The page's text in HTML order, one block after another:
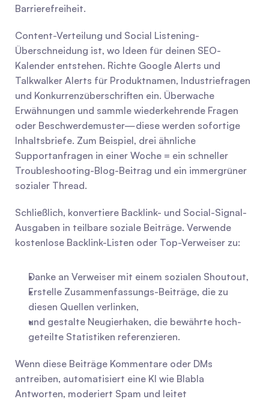
Barrierefreiheit.
Content-Verteilung und Social Listening-
Überschneidung ist, wo Ideen für deinen SEO-
Kalender entstehen. Richte Google Alerts und
Talkwalker Alerts für Produktnamen, Industriefragen
und Konkurrenzüberschriften ein. Überwache
Erwähnungen und sammle wiederkehrende Fragen
oder Beschwerdemuster—diese werden sofortige
Inhaltsbriefe. Zum Beispiel, drei ähnliche
Supportanfragen in einer Woche = ein schneller
Troubleshooting-Blog-Beitrag und ein immergrüner
sozialer Thread.
Schließlich, konvertiere Backlink- und Social-Signal-
Ausgaben in teilbare soziale Beiträge. Verwende
kostenlose Backlink-Listen oder Top-Verweiser zu:
Danke an Verweiser mit einem sozialen Shoutout,
Erstelle Zusammenfassungs-Beiträge, die zu
diesen Quellen verlinken,
und gestalte Neugierhaken, die bewährte hoch-
geteilte Statistiken referenzieren.
Wenn diese Beiträge Kommentare oder DMs
antreiben, automatisiert eine KI wie Blabla
Antworten, moderiert Spam und leitet